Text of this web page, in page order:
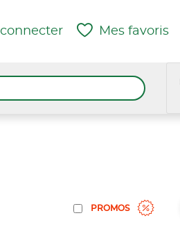
Mes favoris
PROMOS